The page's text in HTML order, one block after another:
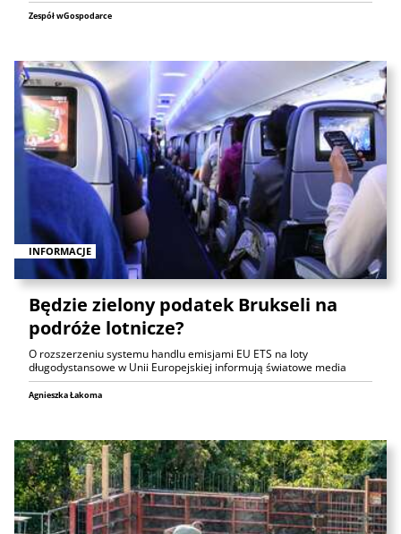
Zespół wGospodarce
INFORMACJE
Będzie zielony podatek Brukseli na
podróże lotnicze?
O rozszerzeniu systemu handlu emisjami EU ETS na loty
długodystansowe w Unii Europejskiej informują światowe media
Agnieszka Łakoma